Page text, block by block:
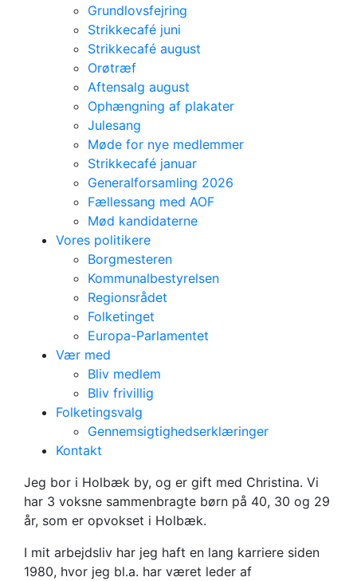
Grundlovsfejring
Strikkecafé juni
Strikkecafé august
Orøtræf
Aftensalg august
Ophængning af plakater
Julesang
Møde for nye medlemmer
Strikkecafé januar
Generalforsamling 2026
Fællessang med AOF
Mød kandidaterne
Vores politikere
Borgmesteren
Kommunalbestyrelsen
Regionsrådet
Folketinget
Europa-Parlamentet
Vær med
Bliv medlem
Bliv frivillig
Folketingsvalg
Gennemsigtighedserklæringer
Kontakt
Holbæk
Henrik Mosbæk
Jeg bor i Holbæk by, og er gift med Christina. Vi
har 3 voksne sammenbragte børn på 40, 30 og 29
år, som er opvokset i Holbæk.
I mit arbejdsliv har jeg haft en lang karriere siden
1980, hvor jeg bl.a. har været leder af